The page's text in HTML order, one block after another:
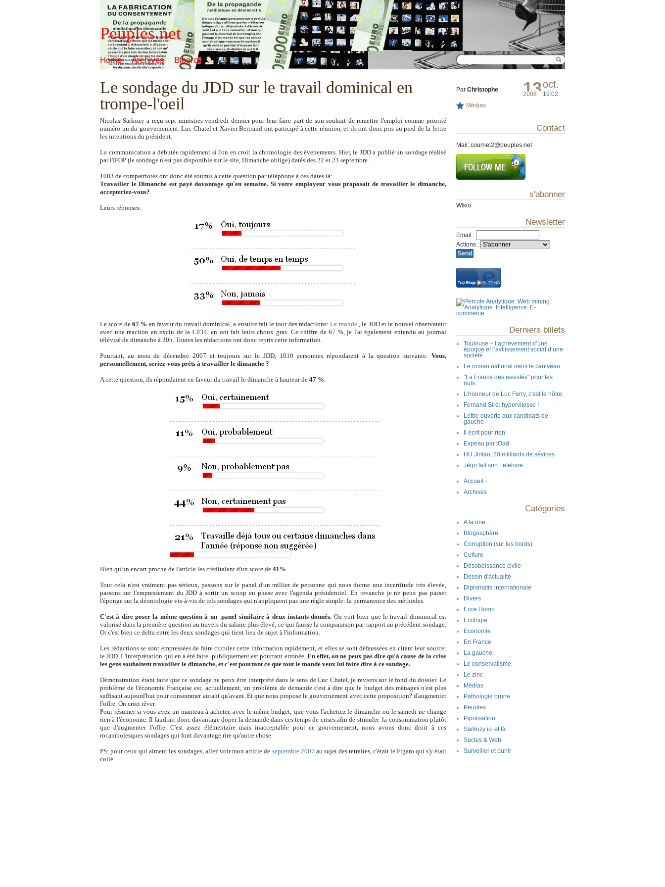
Peuples.net
Home Archives Blogroll
Le sondage du JDD sur le travail dominical en
trompe-l'oeil
13oct.
2008 19:02
Par Christophe
Médias
Nicolas Sarkozy a reçu sept ministres vendredi dernier pour leur faire part de son souhait de remettre l'emploi comme priorité
numéro un du gouvernement. Luc Chatel et Xavier Bertrand ont participé à cette réunion, et ils ont donc pris au pied de la lettre
les intentions du président.
La communication a débutée rapidement si l'on en croit la chronologie des évenements. Hier, le JDD a publié un sondage réalisé
par l'IFOP (le sondage n'est pas disponible sur le site, Dimanche oblige) datés des 22 et 23 septembre.
1003 de compatriotes ont donc été soumis à cette question par téléphone à ces dates là:
Travailler le Dimanche est payé davantage qu'en semaine. Si votre employeur vous proposait de travailler le dimanche,
accepteriez-vous?
Leurs réponses:
Le score de 67 % en faveur du travail dominical, a ensuite fait le tour des rédactions:Le monde , le JDD et le nouvel observateur
avec une réaction en exclu de la CFTC en ont fait leurs choux gras. Ce chiffre de 67 %, je l'ai également entendu au journal
télévisé de dimanche à 20h. Toutes les rédactions ont donc repris cette information.
Pourtant, au mois de décembre 2007 et toujours sur le JDD, 1010 personnes répondaient à la question suivante: Vous,
personnellement, seriez-vous prêts à travailler le dimanche ?
A cette question, ils répondaient en faveur du travail le dimanche à hauteur de 47 %:
Bien qu'un encart proche de l'article les créditaient d'un score de 41%.
Tout cela n'est vraiment pas sérieux, passons sur le panel d'un millier de personne qui nous donne une incertitude très élevée,
passons sur l'empressement du JDD à sortir un scoop en phase avec l'agenda présidentiel. En revanche je ne peux pas passer
l'éponge sur la déontologie vis-à-vis de tels sondages qui n'appliquent pas une règle simple: la permanence des méthodes.
C'est à dire poser la même question à un panel similaire à deux instants donnés. On voit bien que le travail dominical est
valorisé dans la première question au travers du salaire plus élevé, ce qui fausse la comparaison par rapport au précédent sondage.
Or c'est bien ce delta entre les deux sondages qui tient lieu de sujet à l'information.
Les rédactions se sont empressées de faire circuler cette information rapidement, et elles se sont défaussées en citant leur source:
le JDD. L'interprétation qui en a été faite publiquement est pourtant erronée. En effet, on ne peux pas dire qu'à cause de la crise
les gens souhaitent travailler le dimanche, et c'est pourtant ce que tout le monde veux lui faire dire à ce sondage.
Démonstration étant faite que ce sondage ne peux être interprété dans le sens de Luc Chatel, je reviens sur le fond du dossier. Le
problème de l'économie Française est, actuellement, un problème de demande c'est à dire que le budget des ménages n'est plus
suffisant aujourd'hui pour consommer autant qu'avant. Et que nous propose le gouvernement avec cette proposition? d'augmenter
l'offre. On croit rêver.
Pour résumer si vous avez un manteau à acheter, avec le même budget; que vous l'achetiez le dimanche ou le samedi ne change
rien à l'économie. Il faudrait donc davantage doper la demande dans ces temps de crises afin de stimuler la consommation plutôt
que d'augmenter l'offre. C'est assez élémentaire mais inacceptable pour ce gouvernement, nous avons donc droit à ces
rocambolesques sondages qui font davantage rire qu'autre chose.
PS: pour ceux qui aiment les sondages, allez voir mon article de septembre 2007 au sujet des retraites, c'était le Figaro qui s'y était
collé.
Contact
Mail: courriel2@peuples.net
s'abonner
Wikio
Newsletter
Email :
Actions :
Derniers billets
Toulouse – l’achèvement d’une
époque et l’avilissement social d’une
société
Le roman national dans le caniveau
"La France des assistés" pour les
nuls
L'honneur de Luc Ferry, c'est le nôtre
Fernand Siré: hypervitesse !
Lettre ouverte aux candidats de
gauche
Il écrit pour rien
Expeau par tOad
HU Jintao, 20 milliards de sévices
Jégo fait son Lefebvre
Accueil -
Archives
Catégories
A la une
Blogosphère
Corruption (sur les bords)
Culture
Désobéissance civile
Dessin d'actualité
Diplomatie internationale
Divers
Ecce Homo
Ecologie
Economie
En France
La gauche
Le conservatisme
Le zinc
Médias
Pathologie brune
Peuples
Pipolisation
Sarkozy ici et là
Sectes & Web
Surveiller et punir